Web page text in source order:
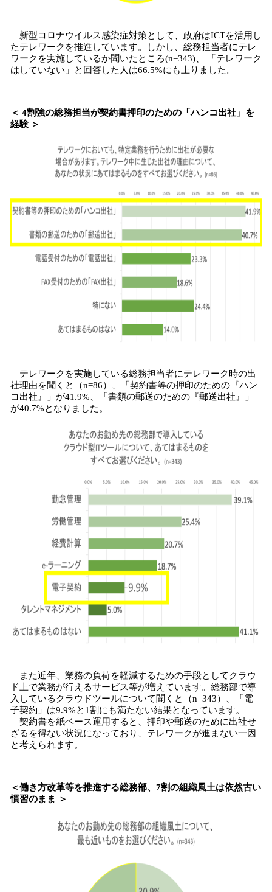
新型コロナウイルス感染症対策として、政府はICTを活用し
たテレワークを推進しています。しかし、総務担当者にテレ
ワークを実施しているか聞いたところ(n=343)、 「テレワーク
はしていない」と回答した人は66.5%にも上りました。
＜ 4割強の総務担当が契約書押印のための「ハンコ出社」を
経験 ＞
テレワークを実施している総務担当者にテレワーク時の出
社理由を聞くと（n=86）、「契約書等の押印のための『ハン
コ出社』」が41.9%、「書類の郵送のための『郵送出社』」
が40.7%となりました。
また近年、業務の負荷を軽減するための手段としてクラウ
ド上で業務が行えるサービス等が増えています。総務部で導
入しているクラウドツールについて聞くと（n=343）、「電
子契約」は9.9%と1割にも満たない結果となっています。
契約書を紙ベース運用すると、押印や郵送のために出社せ
ざるを得ない状況になっており、テレワークが進まない一因
と考えられます。
＜働き方改革等を推進する総務部、7割の組織風土は依然古い
慣習のまま ＞